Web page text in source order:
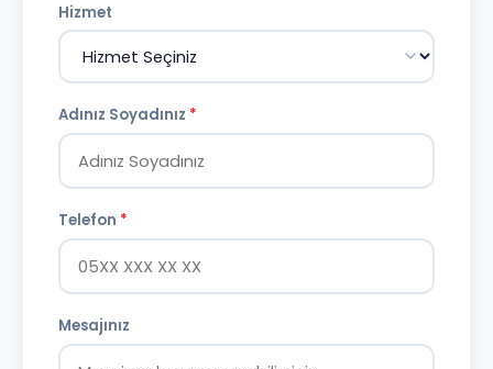
Hizmet
Adınız Soyadınız *
Telefon *
Mesajınız